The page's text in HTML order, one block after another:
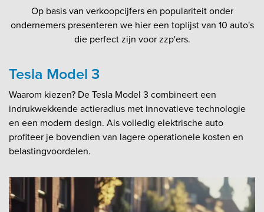
Op basis van verkoopcijfers en populariteit onder
ondernemers presenteren we hier een toplijst van 10 auto's
die perfect zijn voor zzp'ers.
Tesla Model 3
Waarom kiezen? De Tesla Model 3 combineert een
indrukwekkende actieradius met innovatieve technologie
en een modern design. Als volledig elektrische auto
profiteer je bovendien van lagere operationele kosten en
belastingvoordelen.​